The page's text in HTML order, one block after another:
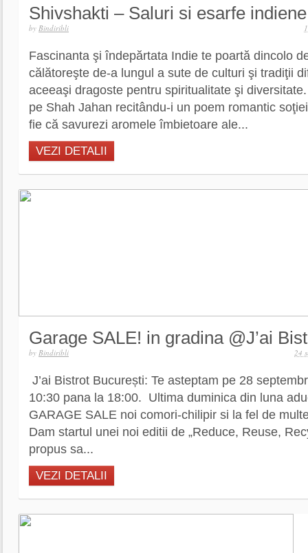
Shivshakti – Saluri si esarfe indiene
by Bindiribli
Fascinanta şi îndepărtata Indie te poartă dincolo
călătoreşte de-a lungul a sute de culturi şi tradiţii
aceeaşi dragoste pentru spiritualitate şi
pe Shah Jahan recitându-i un poem romantic
fie că savurezi aromele îmbietoare ale...
VEZI DETALII
Garage SALE! in gradina @J’ai
by Bindiribli 24
J’ai Bistrot București: Te asteptam pe 28
10:30 pana la 18:00. Ultima duminica din luna
GARAGE SALE noi comori-chilipir si la fel de
Dam startul unei noi editii de „Reduce, Reuse,
propus sa...
VEZI DETALII